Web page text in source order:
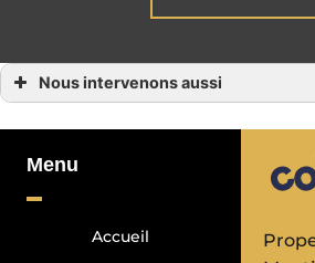
Nous intervenons aussi
Dératisation bio à Roquefort-les-Pins
Dératisation bio à Mouans-Sartoux
Dératisation bio à Saint-Tropez
Dératisation bio à Roquebrune-Cap-Martin
Menu
Accueil